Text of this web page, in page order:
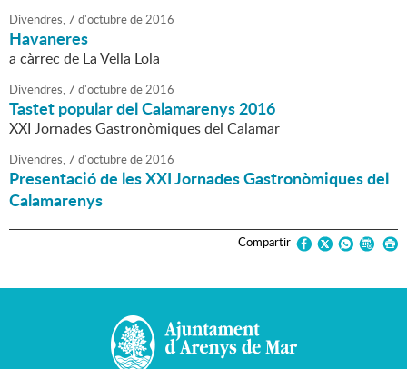
Divendres,7 d'octubrede2016
Havaneres
a càrrec de La Vella Lola
Divendres,7 d'octubrede2016
Tastet popular del Calamarenys 2016
XXI Jornades Gastronòmiques del Calamar
Divendres,7 d'octubrede2016
Presentació de les XXI Jornades Gastronòmiques del
Calamarenys
Compartir